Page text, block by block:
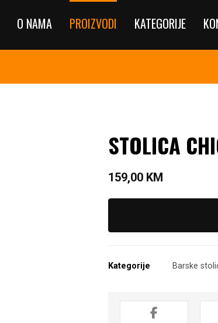
O NAMA PROIZVODI KATEGORIJE
STOLICA
159,00 KM
Kategorije Barske